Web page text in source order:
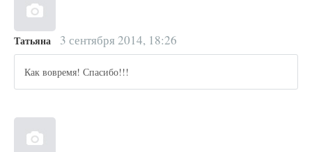
Татьяна 3 сентября 2014, 18:26
Как вовремя! Спасибо!!!